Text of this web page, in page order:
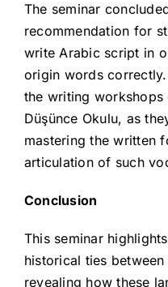
The seminar
recommendation for
write Arabic script in
origin words
the writing
Düşünce Okulu, as
mastering the written
articulation of such
Conclusion
This seminar
historical ties
revealing how these